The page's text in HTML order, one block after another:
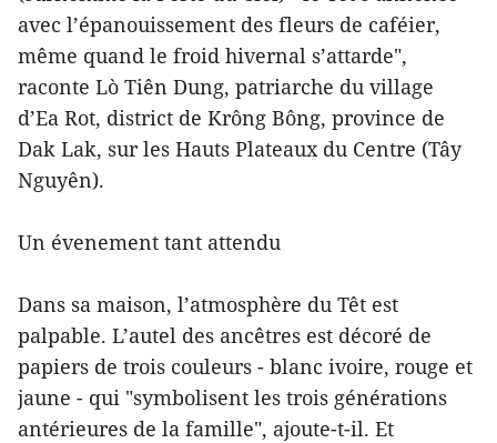
avec l’épanouissement des fleurs de caféier,
même quand le froid hivernal s’attarde",
raconte Lò Tiên Dung, patriarche du village
d’Ea Rot, district de Krông Bông, province de
Dak Lak, sur les Hauts Plateaux du Centre (Tây
Nguyên).
Un évenement tant attendu
Dans sa maison, l’atmosphère du Têt est
palpable. L’autel des ancêtres est décoré de
papiers de trois couleurs - blanc ivoire, rouge et
jaune - qui "symbolisent les trois générations
antérieures de la famille", ajoute-t-il. Et